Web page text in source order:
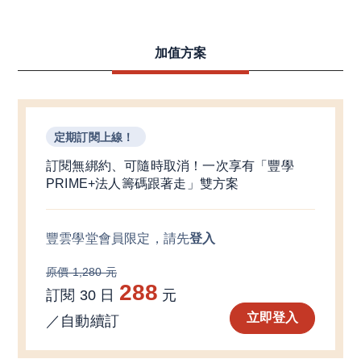
加值方案
定期訂閱上線！
訂閱無綁約、可隨時取消！一次享有「豐學
PRIME+法人籌碼跟著走」雙方案
豐雲學堂會員 限定 ，請先登入
原價 1,280 元
訂閱 30 日 288 元
／自動續訂
立即登入